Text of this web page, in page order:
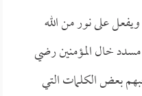
على نور من الله
خال المؤمنين رضي
بعض الكلمات التي